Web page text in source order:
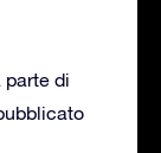
parte di